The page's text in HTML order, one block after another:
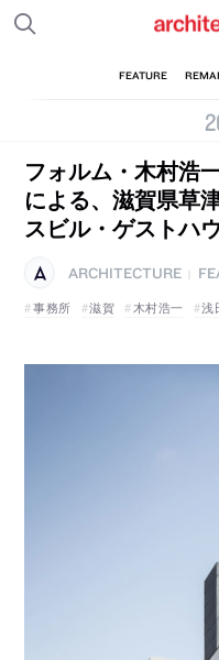
フォルム・木村浩
による、滋賀県草
スビル・ゲストハ
ARCHITECTURE
事務所
滋賀 木村浩一 浅